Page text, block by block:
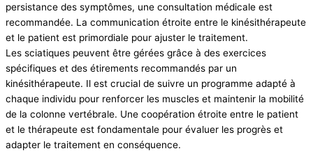
persistance des symptômes, une consultation médicale est
recommandée. La communication étroite entre le kinésithérapeute
et le patient est primordiale pour ajuster le traitement.
Les sciatiques peuvent être gérées grâce à des exercices
spécifiques et des étirements recommandés par un
kinésithérapeute. Il est crucial de suivre un programme adapté à
chaque individu pour renforcer les muscles et maintenir la mobilité
de la colonne vertébrale. Une coopération étroite entre le patient
et le thérapeute est fondamentale pour évaluer les progrès et
adapter le traitement en conséquence.